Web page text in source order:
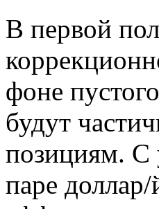
В первой
фоне
будут
позициям. С
паре